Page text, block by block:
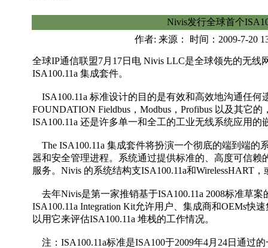
Nivis发行全球首个
作者: 来源： 时间：2009-7-20
全球IP通信联盟7月17日电 Nivis LLC是全球领先的无
ISA100.11a 集成套件。
ISA100.11a 标准设计的目的是有效和高效地沟通任何
FOUNDATION Fieldbus，Modbus，Profibus 以及其它
ISA100.11a 还是许多单一和全工的工业无线系统应用的
The ISA100.11a 集成套件将扮演一个彻底的端到端的
器和安全管理进程。系统通过提供标准的、高度可信
服务。Nivis 的系统结构支ISA100.11a和WirelessHART
去年Nivis是第一家推销基于ISA100.11a 2008标准草
ISA100.11a Integration Kit允许用户、集成商和OEMs快
以用它来评估ISA100.11a 堆栈的工作情况。
注：ISA100.11a标准是ISA100于2009年4月24日通过